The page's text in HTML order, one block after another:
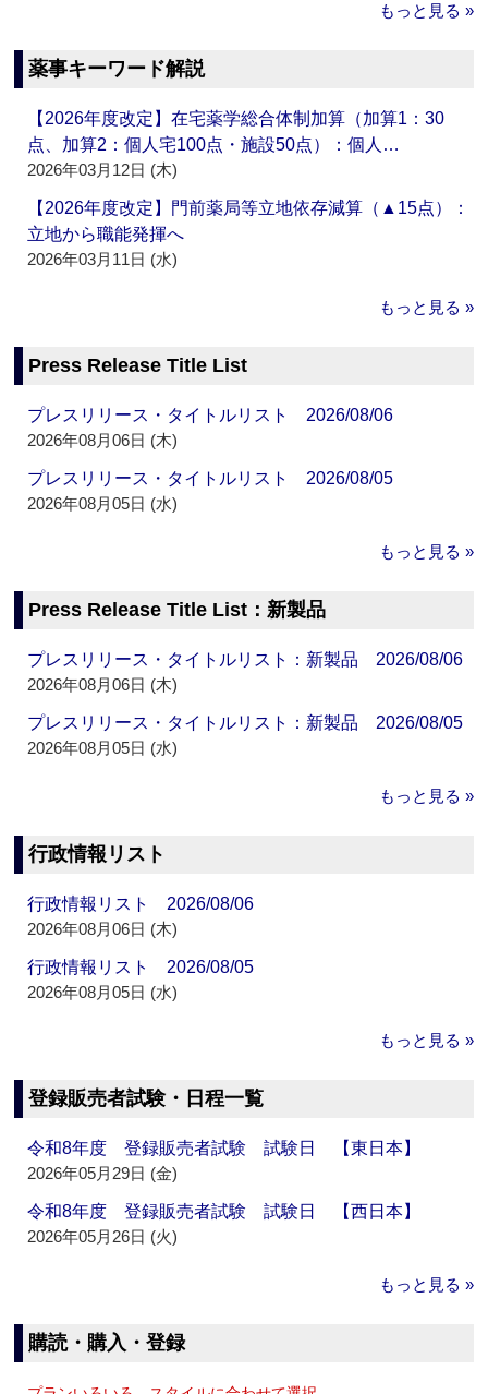
もっと見る »
薬事キーワード解説
【2026年度改定】在宅薬学総合体制加算（加算1：30
点、加算2：個人宅100点・施設50点）：個人…
2026年03月12日 (木)
【2026年度改定】門前薬局等立地依存減算（▲15点）：
立地から職能発揮へ
2026年03月11日 (水)
もっと見る »
Press Release Title List
プレスリリース・タイトルリスト 2026/08/06
2026年08月06日 (木)
プレスリリース・タイトルリスト 2026/08/05
2026年08月05日 (水)
もっと見る »
Press Release Title List：新製品
プレスリリース・タイトルリスト：新製品 2026/08/06
2026年08月06日 (木)
プレスリリース・タイトルリスト：新製品 2026/08/05
2026年08月05日 (水)
もっと見る »
行政情報リスト
行政情報リスト 2026/08/06
2026年08月06日 (木)
行政情報リスト 2026/08/05
2026年08月05日 (水)
もっと見る »
登録販売者試験・日程一覧
令和8年度 登録販売者試験 試験日 【東日本】
2026年05月29日 (金)
令和8年度 登録販売者試験 試験日 【西日本】
2026年05月26日 (火)
もっと見る »
購読・購入・登録